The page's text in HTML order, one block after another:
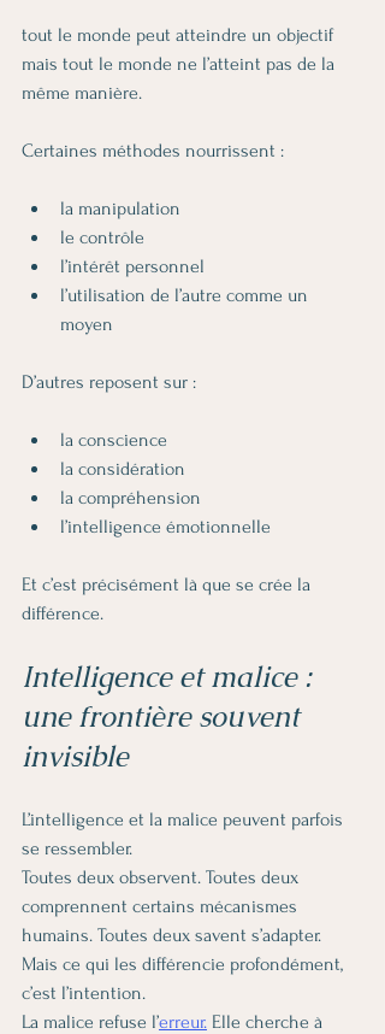
tout le monde peut atteindre un objectif
mais tout le monde ne l’atteint pas de la
même manière.
Certaines méthodes nourrissent :
la manipulation
le contrôle
l’intérêt personnel
l’utilisation de l’autre comme un
moyen
D’autres reposent sur :
la conscience
la considération
la compréhension
l’intelligence émotionnelle
Et c’est précisément là que se crée la
différence.
Intelligence et malice :
une frontière souvent
invisible
L’intelligence et la malice peuvent parfois
se ressembler.
Toutes deux observent. Toutes deux
comprennent certains mécanismes
humains. Toutes deux savent s’adapter.
Mais ce qui les différencie profondément,
c’est l’intention.
La malice refuse l’erreur. Elle cherche à